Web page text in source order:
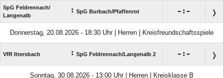
SpG Feldrennach/​
Langenalb
: SpG Burbach/​Pfaffenrot  : 
Donnerstag, 20.08.2026 - 18:30 Uhr | Herren | Kreisfreundschaftsspiele
VfR Ittersbach : SpG Feldrennach/​Langenalb 2  : 
Sonntag, 30.08.2026 - 13:00 Uhr | Herren | Kreisklasse B